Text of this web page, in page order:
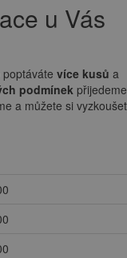
u Vás
poptáváte více kusů a
podmínek přijedeme
a můžete si vyzkoušet